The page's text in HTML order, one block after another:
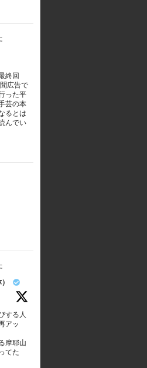
終回
広告で
った平
芸の本
るとは
んでい
する人
アッ
摩耶山
てた